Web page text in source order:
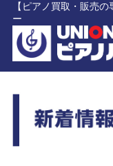
【ピアノ買取・販売
ー